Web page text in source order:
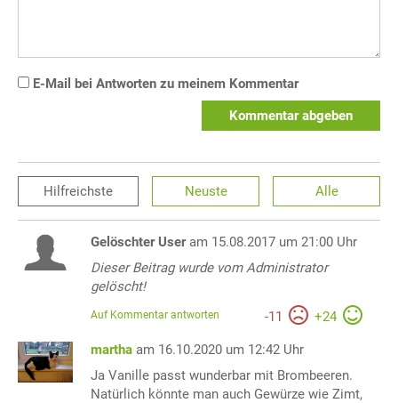
E-Mail bei Antworten zu meinem Kommentar
Kommentar abgeben
Hilfreichste Neuste Alle
Gelöschter User am 15.08.2017 um 21:00 Uhr
Dieser Beitrag wurde vom Administrator
gelöscht!
-11 +24
Auf Kommentar antworten
martha am 16.10.2020 um 12:42 Uhr
Ja Vanille passt wunderbar mit Brombeeren.
Natürlich könnte man auch Gewürze wie Zimt,